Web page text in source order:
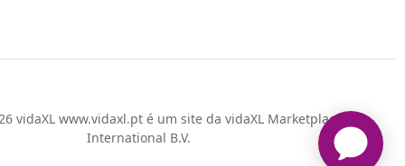
vidaXL www.vidaxl.pt é um site da vidaXL Marketplace
International B.V.